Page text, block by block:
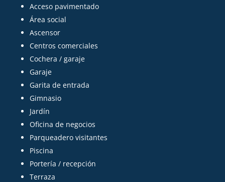
Acceso pavimentado
Área social
Ascensor
Centros comerciales
Cochera / garaje
Garaje
Garita de entrada
Gimnasio
Jardín
Oficina de negocios
Parqueadero visitantes
Piscina
Portería / recepción
Terraza